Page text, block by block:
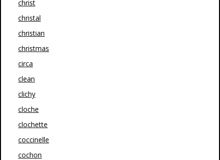
christ
christal
christian
christmas
circa
clean
clichy
cloche
clochette
coccinelle
cochon